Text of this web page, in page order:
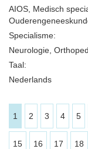
AIOS, Medisch
Specialisme:
Neurologie,
Taal:
Nederlands
1 2 3 4 5
15 16 17 18